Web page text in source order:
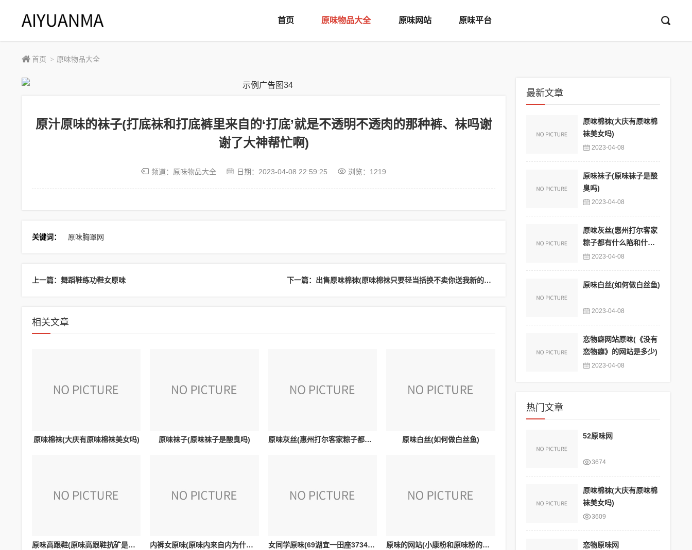
首页 原味物品大全 原味网站 原味平台
首页 > 原味物品大全
原汁原味的袜子(打底袜和打底裤里来自的‘打底’就是不透明不透肉的那种裤、袜吗谢
谢了大神帮忙啊)
频道： 原味物品大全 日期： 2023-04-08 22:59:25 浏览：1219
关键词： 原味胸罩网
上一篇：舞蹈鞋练功鞋女原味 下一篇：出售原味棉袜(原味棉袜只要轻当括换不卖你送我新的我送你原味)
相关文章
原味棉袜(大庆有原味棉袜美女吗) 原味袜子(原味袜子是酸臭吗) 原味灰丝(惠州打尔客家粽子都有什么陷和什么调料) 原味白丝(如何做白丝鱼)
原味高跟鞋(原味高跟鞋抗矿是味矿有味道吗) 内裤女原味(原味内来自内为什么那么多男生喜欢) 女同学原味(69湖宜一田座37345800047这是我女同学发给我的。我不知道什么意思。求解。我叫顾鑫) 原味的网站(小康粉和原味粉的区别)
最新文章
原味棉袜(大庆有原味棉
袜美女吗)
2023-04-08
原味袜子(原味袜子是酸
臭吗)
2023-04-08
原味灰丝(惠州打尔客家
粽子都有什么陷和什么
调料)2023-04-08
原味白丝(如何做白丝鱼)
2023-04-08
恋物癖网站原味(《没有
恋物癖》的网站是多少)
2023-04-08
热门文章
52原味网
3674
原味棉袜(大庆有原味棉
袜美女吗)
3609
恋物原味网